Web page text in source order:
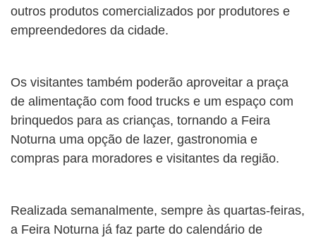
outros produtos comercializados por produtores e
empreendedores da cidade.
Os visitantes também poderão aproveitar a praça
de alimentação com food trucks e um espaço com
brinquedos para as crianças, tornando a Feira
Noturna uma opção de lazer, gastronomia e
compras para moradores e visitantes da região.
Realizada semanalmente, sempre às quartas-feiras,
a Feira Noturna já faz parte do calendário de